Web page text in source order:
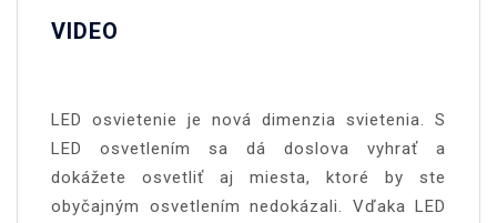
VIDEO
LED osvietenie je nová dimenzia svietenia. S
LED osvetlením sa dá doslova vyhrať a
dokážete osvetliť aj miesta, ktoré by ste
obyčajným osvetlením nedokázali. Vďaka LED